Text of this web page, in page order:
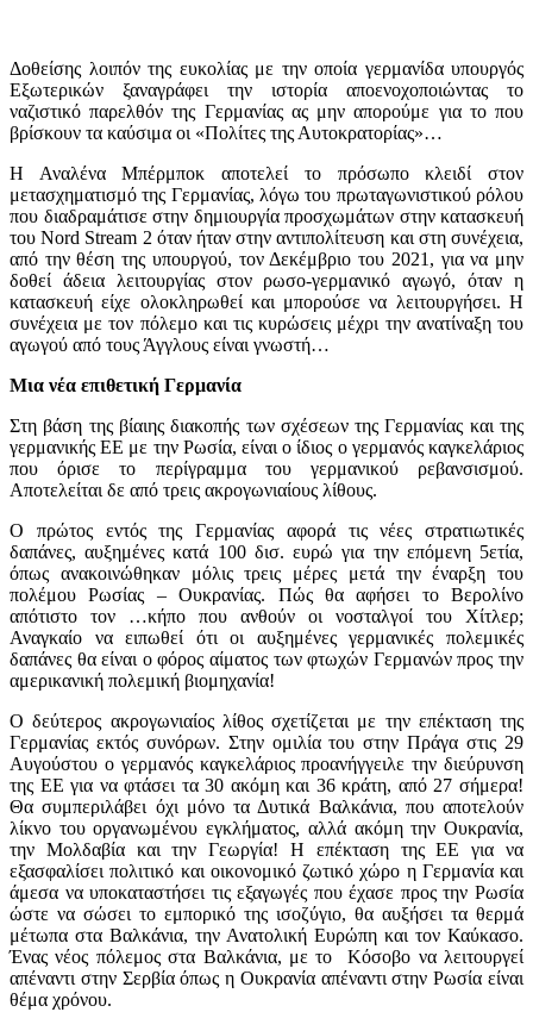
Δοθείσης λοιπόν της ευκολίας με την οποία γερμανίδα υπουργός
Εξωτερικών ξαναγράφει την ιστορία αποενοχοποιώντας το
ναζιστικό παρελθόν της Γερμανίας ας μην απορούμε για το που
βρίσκουν τα καύσιμα οι «Πολίτες της Αυτοκρατορίας»…
Η Αναλένα Μπέρμποκ αποτελεί το πρόσωπο κλειδί στον
μετασχηματισμό της Γερμανίας, λόγω του πρωταγωνιστικού ρόλου
που διαδραμάτισε στην δημιουργία προσχωμάτων στην κατασκευή
του Nord Stream 2 όταν ήταν στην αντιπολίτευση και στη συνέχεια,
από την θέση της υπουργού, τον Δεκέμβριο του 2021, για να μην
δοθεί άδεια λειτουργίας στον ρωσο-γερμανικό αγωγό, όταν η
κατασκευή είχε ολοκληρωθεί και μπορούσε να λειτουργήσει. Η
συνέχεια με τον πόλεμο και τις κυρώσεις μέχρι την ανατίναξη του
αγωγού από τους Άγγλους είναι γνωστή…
Μια νέα επιθετική Γερμανία
Στη βάση της βίαιης διακοπής των σχέσεων της Γερμανίας και της
γερμανικής ΕΕ με την Ρωσία, είναι ο ίδιος ο γερμανός καγκελάριος
που όρισε το περίγραμμα του γερμανικού ρεβανσισμού.
Αποτελείται δε από τρεις ακρογωνιαίους λίθους.
Ο πρώτος εντός της Γερμανίας αφορά τις νέες στρατιωτικές
δαπάνες, αυξημένες κατά 100 δισ. ευρώ για την επόμενη 5ετία,
όπως ανακοινώθηκαν μόλις τρεις μέρες μετά την έναρξη του
πολέμου Ρωσίας – Ουκρανίας. Πώς θα αφήσει το Βερολίνο
απότιστο τον …κήπο που ανθούν οι νοσταλγοί του Χίτλερ;
Αναγκαίο να ειπωθεί ότι οι αυξημένες γερμανικές πολεμικές
δαπάνες θα είναι ο φόρος αίματος των φτωχών Γερμανών προς την
αμερικανική πολεμική βιομηχανία!
Ο δεύτερος ακρογωνιαίος λίθος σχετίζεται με την επέκταση της
Γερμανίας εκτός συνόρων. Στην ομιλία του στην Πράγα στις 29
Αυγούστου ο γερμανός καγκελάριος προανήγγειλε την διεύρυνση
της ΕΕ για να φτάσει τα 30 ακόμη και 36 κράτη, από 27 σήμερα!
Θα συμπεριλάβει όχι μόνο τα Δυτικά Βαλκάνια, που αποτελούν
λίκνο του οργανωμένου εγκλήματος, αλλά ακόμη την Ουκρανία,
την Μολδαβία και την Γεωργία! Η επέκταση της ΕΕ για να
εξασφαλίσει πολιτικό και οικονομικό ζωτικό χώρο η Γερμανία και
άμεσα να υποκαταστήσει τις εξαγωγές που έχασε προς την Ρωσία
ώστε να σώσει το εμπορικό της ισοζύγιο, θα αυξήσει τα θερμά
μέτωπα στα Βαλκάνια, την Ανατολική Ευρώπη και τον Καύκασο.
Ένας νέος πόλεμος στα Βαλκάνια, με το Κόσοβο να λειτουργεί
απέναντι στην Σερβία όπως η Ουκρανία απέναντι στην Ρωσία είναι
θέμα χρόνου.